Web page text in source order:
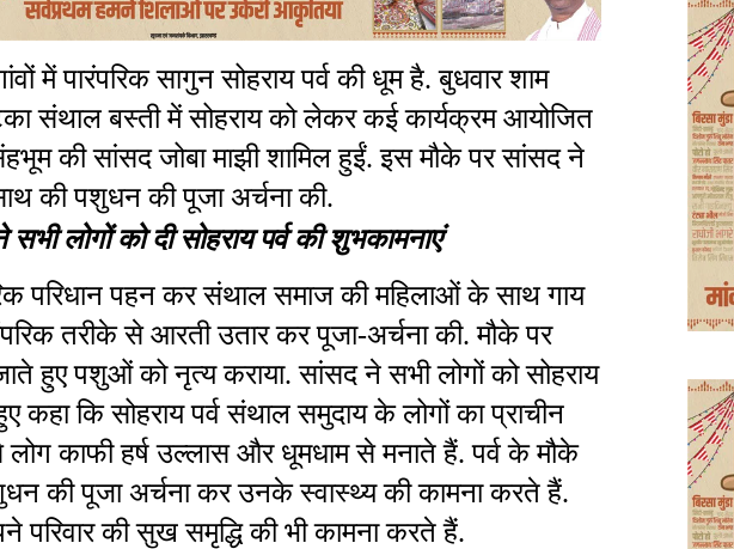
में पारंपरिक सागुन सोहराय पर्व की धूम है. बुधवार शाम
संथाल बस्ती में सोहराय को लेकर कई कार्यक्रम आयोजित
की सांसद जोबा माझी शामिल हुईं. इस मौके पर सांसद ने
की पशुधन की पूजा अर्चना की.
लोगों को दी सोहराय पर्व की शुभकामनाएं
परिधान पहन कर संथाल समाज की महिलाओं के साथ गाय
तरीके से आरती उतार कर पूजा-अर्चना की. मौके पर
हुए पशुओं को नृत्य कराया. सांसद ने सभी लोगों को सोहराय
कहा कि सोहराय पर्व संथाल समुदाय के लोगों का प्राचीन
लोग काफी हर्ष उल्लास और धूमधाम से मनाते हैं. पर्व के मौके
की पूजा अर्चना कर उनके स्वास्थ्य की कामना करते हैं.
परिवार की सुख समृद्धि की भी कामना करते हैं.